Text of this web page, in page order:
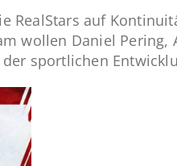
RealStars auf
wollen Daniel
sportlichen